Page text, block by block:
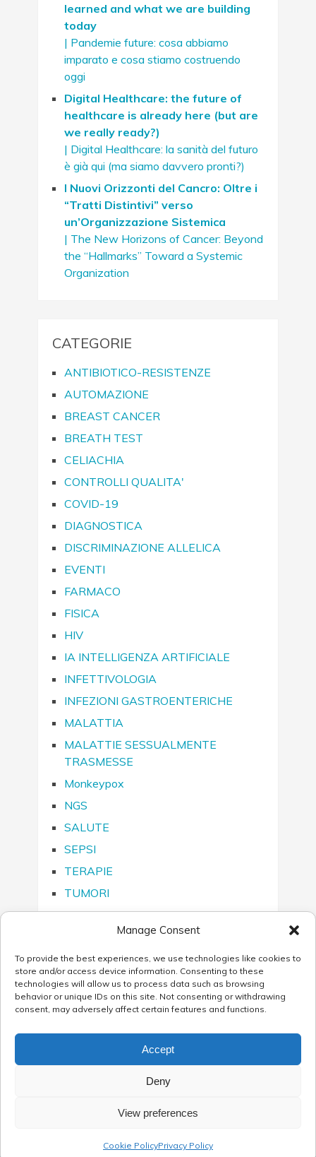
Manage Consent
To provide the best experiences, we use technologies like cookies to
store and/or access device information. Consenting to these
technologies will allow us to process data such as browsing
behavior or unique IDs on this site. Not consenting or withdrawing
consent, may adversely affect certain features and functions.
Accept
Deny
View preferences
Cookie PolicyPrivacy Policy
learned and what we are building
today
| Pandemie future: cosa abbiamo
imparato e cosa stiamo costruendo
oggi
Digital Healthcare: the future of
healthcare is already here (but are
we really ready?)
| Digital Healthcare: la sanità del futuro
è già qui (ma siamo davvero pronti?)
I Nuovi Orizzonti del Cancro: Oltre i
“Tratti Distintivi” verso
un’Organizzazione Sistemica
| The New Horizons of Cancer: Beyond
the “Hallmarks” Toward a Systemic
Organization
CATEGORIE
ANTIBIOTICO-RESISTENZE
AUTOMAZIONE
BREAST CANCER
BREATH TEST
CELIACHIA
CONTROLLI QUALITA'
COVID-19
DIAGNOSTICA
DISCRIMINAZIONE ALLELICA
EVENTI
FARMACO
FISICA
HIV
IA INTELLIGENZA ARTIFICIALE
INFETTIVOLOGIA
INFEZIONI GASTROENTERICHE
MALATTIA
MALATTIE SESSUALMENTE
TRASMESSE
Monkeypox
NGS
SALUTE
SEPSI
TERAPIE
TUMORI
SEGUICI SU…
Mail: customersupport@abanalitica.it - C.F./P.I. e Numero Iscrizione Reg. Imprese di